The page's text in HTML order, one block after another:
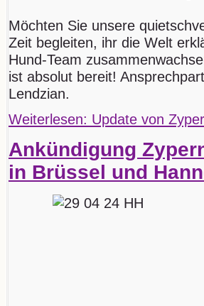
Möchten Sie unsere
Zeit begleiten, ihr die Welt
Hund-Team
ist absolut bereit!
Lendzian.
Weiterlesen: Update von
Ankündigung
in Brüssel und